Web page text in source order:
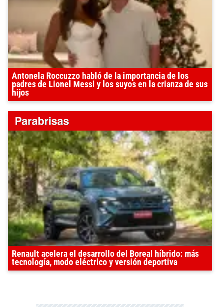
Antonela Roccuzzo habló de la importancia de los
padres de Lionel Messi y los suyos en la crianza de sus
hijos
Renault acelera el desarrollo del Boreal híbrido: más
tecnología, modo eléctrico y versión deportiva